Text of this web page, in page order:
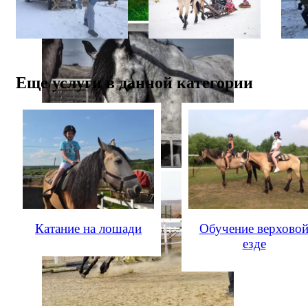
Еще услуги в данной категории
Катание на лошади
Обучение верховой
езде